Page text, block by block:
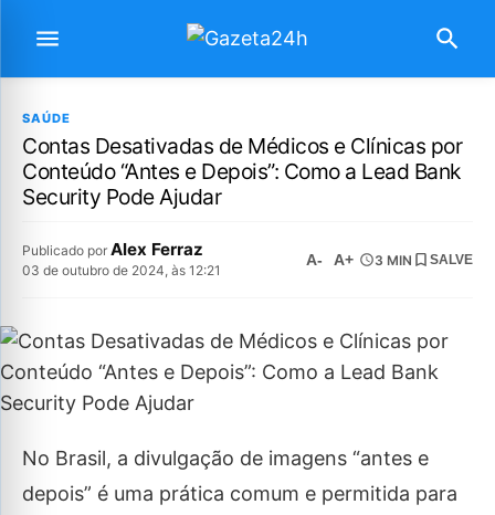
SAÚDE
Contas Desativadas de Médicos e Clínicas por
Conteúdo “Antes e Depois”: Como a Lead Bank
Security Pode Ajudar
Publicado por Alex Ferraz
03 de outubro de 2024, às 12:21
A- A+ 3 MIN SALVE
No Brasil, a divulgação de imagens “antes e
depois” é uma prática comum e permitida para